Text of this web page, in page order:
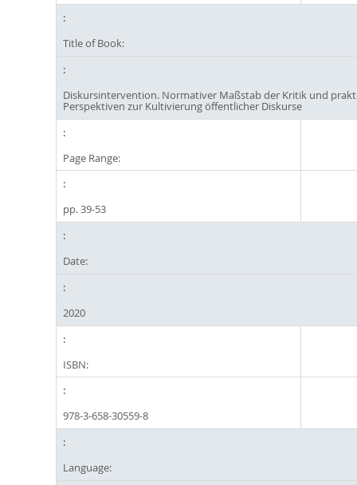
Title of Book:
Diskursintervention. Normativer Maßstab der Kritik und
Perspektiven zur Kultivierung öffentlicher Diskurse
Page Range:
pp. 39-53
Date:
2020
ISBN:
978-3-658-30559-8
Language: